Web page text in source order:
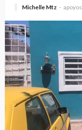
Michelle Mtz apoyos